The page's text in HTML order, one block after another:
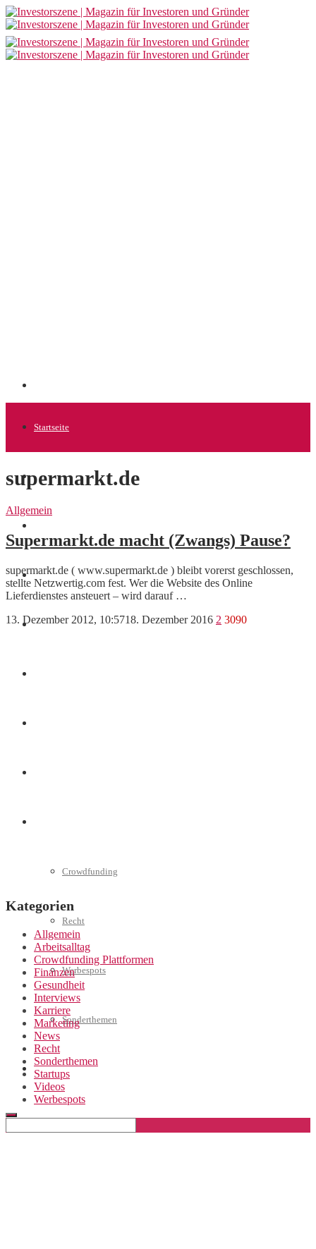
Startseite
Allgemein
News
Finanzen
Crowdfunding
Recht
Werbespots
Sonderthemen
Geschäftskonto eröffnen
supermarkt.de
Allgemein
Supermarkt.de macht (Zwangs) Pause?
supermarkt.de ( www.supermarkt.de ) bleibt vorerst geschlossen,
stellte Netzwertig.com fest. Wer die Website des Online
Lieferdienstes ansteuert – wird darauf …
13. Dezember 2012, 10:5718. Dezember 2016 2 3090
Kategorien
Allgemein
Arbeitsalltag
Crowdfunding Plattformen
Finanzen
Gesundheit
Interviews
Karriere
Marketing
News
Recht
Sonderthemen
Startups
Videos
Werbespots